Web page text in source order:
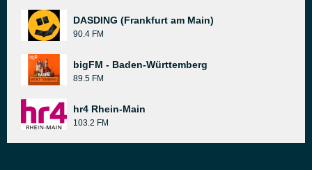
DASDING (Frankfurt am Main)
90.4 FM
bigFM - Baden-Württemberg
89.5 FM
hr4 Rhein-Main
103.2 FM